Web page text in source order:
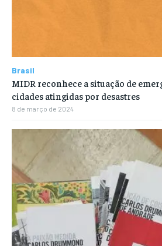
Brasil
MIDR reconhece a situação de
cidades atingidas por desastres
8 de março de 2024